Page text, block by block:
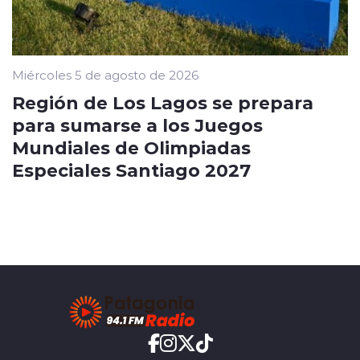
Miércoles 5 de agosto de 2026
Región de Los Lagos se prepara
para sumarse a los Juegos
Mundiales de Olimpiadas
Especiales Santiago 2027